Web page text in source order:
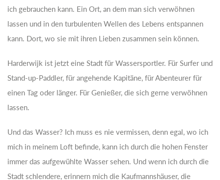
ich gebrauchen kann. Ein Ort, an dem man sich verwöhnen
lassen und in den turbulenten Wellen des Lebens entspannen
kann. Dort, wo sie mit ihren Lieben zusammen sein können.
Harderwijk ist jetzt eine Stadt für Wassersportler. Für Surfer und
Stand-up-Paddler, für angehende Kapitäne, für Abenteurer für
einen Tag oder länger. Für Genießer, die sich gerne verwöhnen
lassen.
Und das Wasser? Ich muss es nie vermissen, denn egal, wo ich
mich in meinem Loft befinde, kann ich durch die hohen Fenster
immer das aufgewühlte Wasser sehen. Und wenn ich durch die
Stadt schlendere, erinnern mich die Kaufmannshäuser, die